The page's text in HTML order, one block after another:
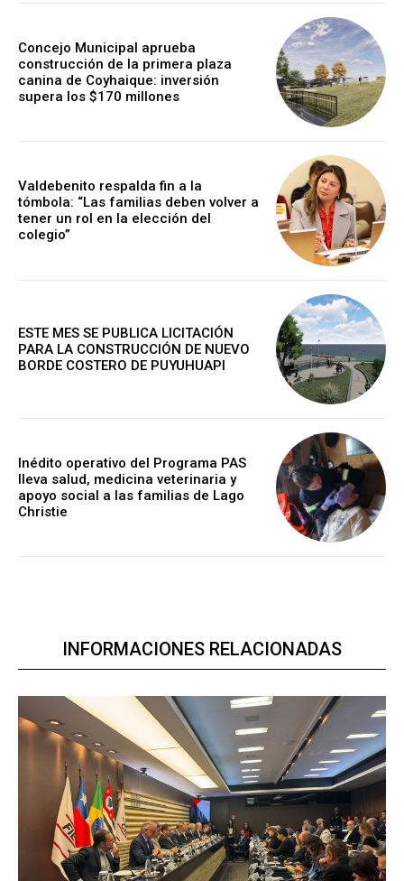
Concejo Municipal aprueba
construcción de la primera plaza
canina de Coyhaique: inversión
supera los $170 millones
Valdebenito respalda fin a la
tómbola: “Las familias deben volver a
tener un rol en la elección del
colegio”
ESTE MES SE PUBLICA LICITACIÓN
PARA LA CONSTRUCCIÓN DE NUEVO
BORDE COSTERO DE PUYUHUAPI
Inédito operativo del Programa PAS
lleva salud, medicina veterinaria y
apoyo social a las familias de Lago
Christie
INFORMACIONES RELACIONADAS